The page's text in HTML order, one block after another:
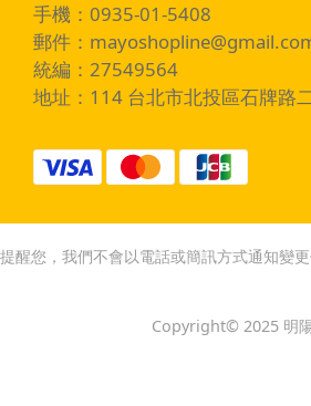
手機：0935-01-5408
郵件：
統編：27549564
地址：114 台北市北投區石牌路
提醒您，我們不會以電話或簡訊方式通知變更
Copyright© 2025 明